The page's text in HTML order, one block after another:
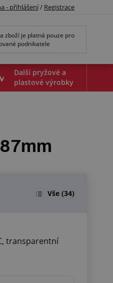
- přihlášení/ Registrace
zboží je platná pouze pro
podnikatele
Další pryžové a
plastové výrobky
Vše (34)
transparentní